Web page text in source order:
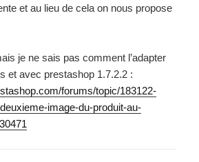
et au lieu de cela on nous propose
je ne sais pas comment l’adapter
et avec prestashop 1.7.2.2 :
forums/topic/183122-
image-du-produit-au-